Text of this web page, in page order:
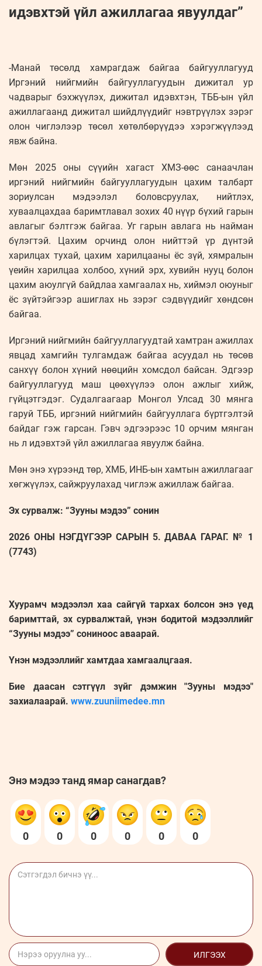
идэвхтэй үйл ажиллагаа явуулдаг”
-Манай төсөлд хамрагдаж байгаа байгууллагууд
Иргэний нийгмийн байгууллагуудын дижитал ур
чадварыг бэхжүүлэх, дижитал идэвхтэн, ТББ-ын үйл
ажиллагаанд дижитал шийдлүүдийг нэвтрүүлэх зэрэг
олон чиглэлээр төсөл хөтөлбөрүүдээ хэрэгжүүлээд
явж байна.
Мөн 2025 оны сүүийн хагаст ХМЗ-өөс санаачлан
иргэний нийгмийн байгууллагуудын цахим талбарт
зориулсан мэдээлэл боловсруулах, нийтлэх,
хуваалцахдаа баримтлавал зохих 40 нүүр бүхий гарын
авлагыг бэлтгэж байгаа. Уг гарын авлага нь найман
бүлэгтэй. Цахим орчинд олон нийттэй үр дүнтэй
харилцах тухай, цахим харилцааны ёс зүй, хямралын
үеийн харилцаа холбоо, хүний эрх, хувийн нууц болон
цахим аюулгүй байдлаа хамгаалах нь, хиймэл оюуныг
ёс зүйтэйгээр ашиглах нь зэрэг сэдвүүдийг хөндсөн
байгаа.
Иргэний нийгмийн байгууллагуудтай хамтран ажиллах
явцад хамгийн тулгамдаж байгаа асуудал нь төсөв
санхүү болон хүний нөөцийн хомсдол байсан. Эдгээр
байгууллагууд маш цөөхүүлээ олон ажлыг хийж,
гүйцэтгэдэг. Судалгаагаар Монгол Улсад 30 мянга
гаруй ТББ, иргэний нийгмийн байгууллага бүртгэлтэй
байдаг гэж гарсан. Гэвч эдгээрээс 10 орчим мянган
нь л идэвхтэй үйл ажиллагаа явуулж байна.
Мөн энэ хүрээнд төр, ХМБ, ИНБ-ын хамтын ажиллагааг
хөгжүүлэх, сайжруулахад чиглэж ажиллаж байгаа.
Эх сурвалж: “Зууны мэдээ” сонин
2026 ОНЫ НЭГДҮГЭЭР САРЫН 5. ДАВАА ГАРАГ. № 1
(7743)
Хуурамч мэдээлэл хаа сайгүй тархах болсон энэ үед
баримттай, эх сурвалжтай, үнэн бодитой мэдээллийг
“Зууны мэдээ” сониноос аваарай.
Үнэн мэдээллийг хамтдаа хамгаалцгаая.
Бие даасан сэтгүүл зүйг дэмжин "Зууны мэдээ"
захиалаарай. www.zuuniimedee.mn
Энэ мэдээ танд ямар санагдав?
0 0 0 0 0 0
ИЛГЭЭХ